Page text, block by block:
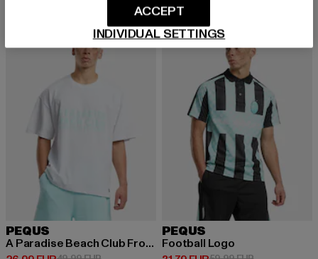
PEQUS
A Paradise Beach Club Front Logo
-47%
PEQUS
Football Logo
INDIVIDUAL SETTINGS
ACCEPT